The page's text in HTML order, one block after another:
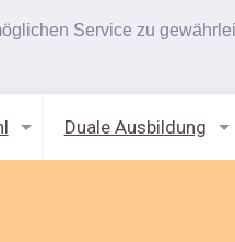
Service zu
Duale Ausbildung